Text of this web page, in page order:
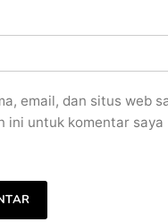
email, dan situs web
ini untuk komentar saya